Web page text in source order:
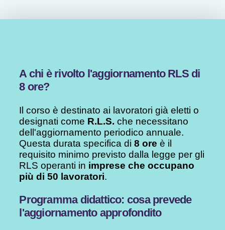
A chi è rivolto l'aggiornamento RLS di
8 ore?
Il corso è destinato ai lavoratori già eletti o
designati come R.L.S. che necessitano
dell'aggiornamento periodico annuale.
Questa durata specifica di8 ore è il
requisito minimo previsto dalla legge per gli
RLS operanti in imprese che occupano
più di 50 lavoratori.
Programma didattico: cosa prevede
l'aggiornamento approfondito